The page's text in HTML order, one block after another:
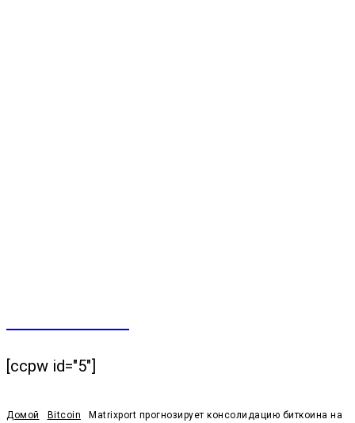
[ccpw id="5"]
Домой Bitcoin
Matrixport прогнозирует консолидацию биткоина на